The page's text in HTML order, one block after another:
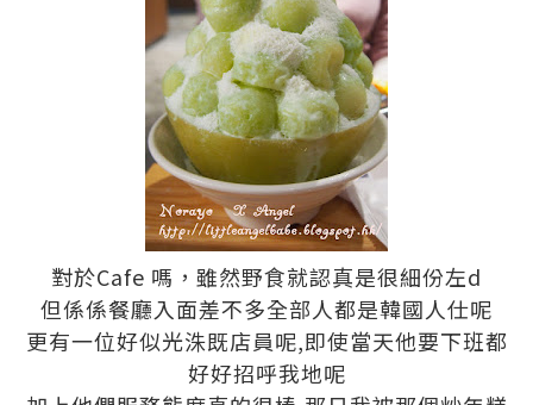
對於Cafe 嗎，雖然野食就認真是很細份左d
但係係餐廳入面差不多全部人都是韓國人仕呢
更有一位好似光洙既店員呢,即使當天他要下班都
好好招呼我地呢